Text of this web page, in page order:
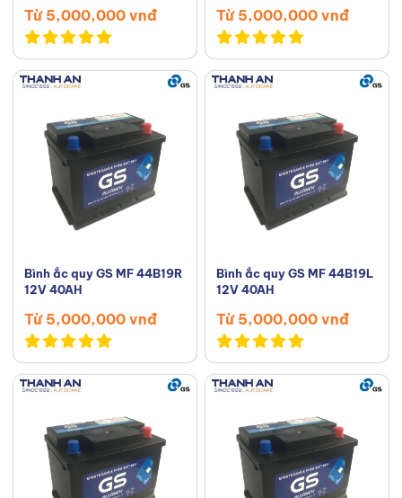
Từ 5,000,000 vnđ Từ 5,000,000 vnđ
Bình ắc quy GS MF 44B19R
12V 40AH
Từ 5,000,000 vnđ
Bình ắc quy GS MF 44B19L
12V 40AH
Từ 5,000,000 vnđ